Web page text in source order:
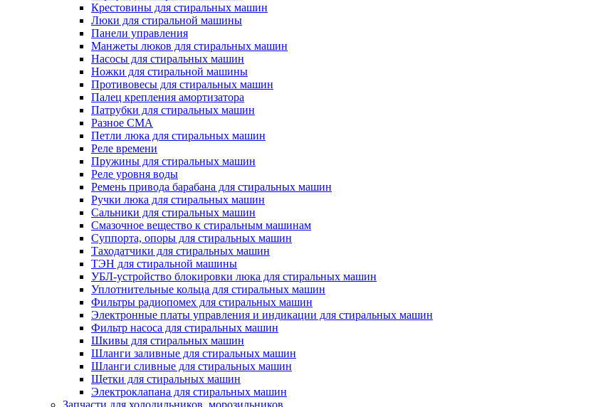
Крестовины для стиральных машин
Люки для стиральной машины
Панели управления
Манжеты люков для стиральных машин
Насосы для стиральных машин
Ножки для стиральной машины
Противовесы для стиральных машин
Палец крепления амортизатора
Патрубки для стиральных машин
Разное СМА
Петли люка для стиральных машин
Реле времени
Пружины для стиральных машин
Реле уровня воды
Ремень привода барабана для стиральных машин
Ручки люка для стиральных машин
Сальники для стиральных машин
Смазочное вещество к стиральным машинам
Суппорта, опоры для стиральных машин
Таходатчики для стиральных машин
ТЭН для стиральной машины
УБЛ-устройство блокировки люка для стиральных машин
Уплотнительные кольца для стиральных машин
Фильтры радиопомех для стиральных машин
Электронные платы управления и индикации для стиральных машин
Фильтр насоса для стиральных машин
Шкивы для стиральных машин
Шланги заливные для стиральных машин
Шланги сливные для стиральных машин
Щетки для стиральных машин
Электроклапана для стиральных машин
Запчасти для холодильников, морозильников